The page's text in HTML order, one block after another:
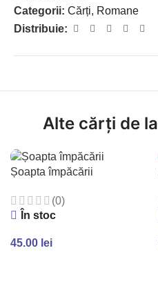
Categorii: Cărți, Romane
Distribuie:
Alte cărți de
Șoapta împăcării
(0)
În stoc
45.00 lei